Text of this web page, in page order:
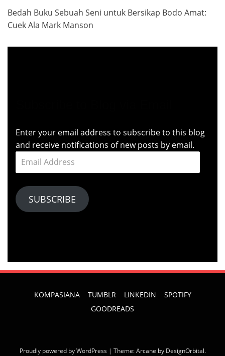
Bedah Buku Sebuah Seni untuk Bersikap Bodo Amat:
Cuek Ala Mark Manson
Enter your email address to subscribe to this blog
and receive notifications of new posts by email.
Email
SUBSCRIBE
KOMPASIANA TUMBLR LINKEDIN
SPOTIFY
GOODREADS
Proudly powered by WordPress | Theme: Arcane by DesignOrbital.